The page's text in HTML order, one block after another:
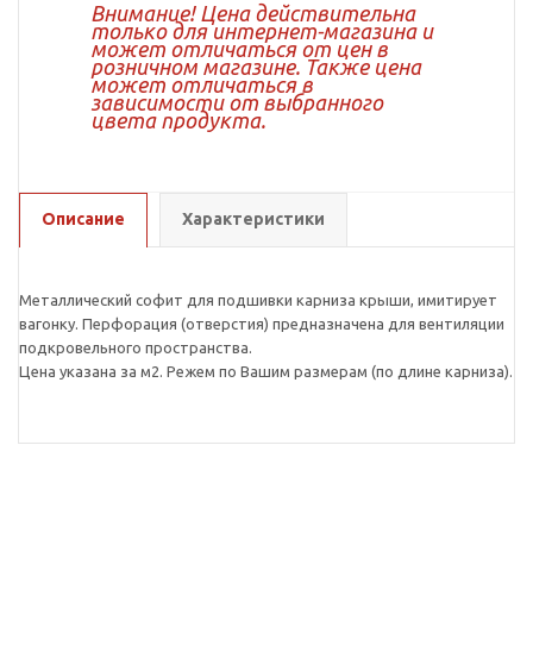
Внимание! Цена действительна
только для интернет-магазина и
может отличаться от цен в
розничном магазине. Также цена
может отличаться в
зависимости от выбранного
цвета продукта.
Описание Характеристики
Металлический софит для подшивки карниза крыши, имитирует
вагонку. Перфорация (отверстия) предназначена для вентиляции
подкровельного пространства.
Цена указана за м2. Режем по Вашим размерам (по длине карниза).